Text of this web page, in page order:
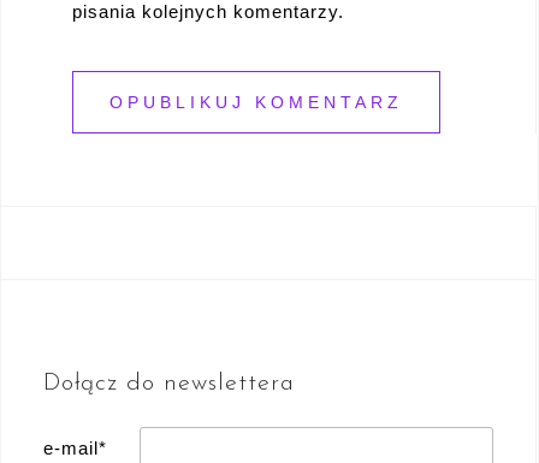
pisania kolejnych komentarzy.
Dołącz do newslettera
e-mail*